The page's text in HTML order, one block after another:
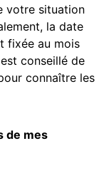
votre situation
la date
fixée au mois
conseillé de
connaître les
de mes